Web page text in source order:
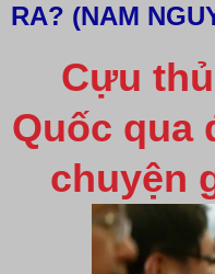
RA? (NAM
Cựu
Quốc qua
chuyện